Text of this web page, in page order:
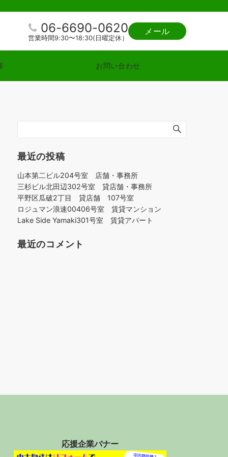
06-6690-0620
営業時間9:30〜18:30(日曜定休）
メール
お問い合わせ
最近の投稿
山本第二ビル204号室 店舗・事務所
三杉ビル北田辺302号室 貸店舗・事務所
平野区瓜破2丁目 貸店舗 107号室
ロジュマン浪速00406号室 賃貸マンション
Lake Side Yamaki301号室 賃貸アパート
最近のコメント
応援企業バナー